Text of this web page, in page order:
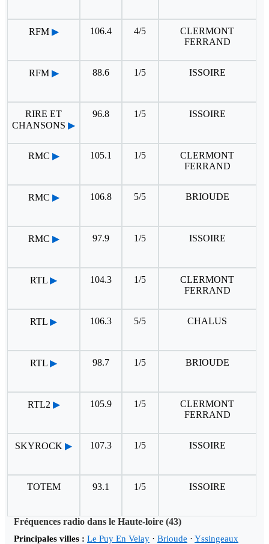
RFM ▶ 106.4 4/5
CLERMONT
FERRAND
RFM ▶ 88.6 1/5 ISSOIRE
RIRE ET
CHANSONS ▶
96.8 1/5 ISSOIRE
RMC ▶ 105.1 1/5
CLERMONT
FERRAND
RMC ▶ 106.8 5/5 BRIOUDE
RMC ▶ 97.9 1/5 ISSOIRE
RTL ▶ 104.3 1/5
CLERMONT
FERRAND
RTL ▶ 106.3 5/5 CHALUS
RTL ▶ 98.7 1/5 BRIOUDE
RTL2 ▶ 105.9 1/5
CLERMONT
FERRAND
SKYROCK ▶ 107.3 1/5 ISSOIRE
TOTEM 93.1 1/5 ISSOIRE
Fréquences radio dans le Haute-loire (43)
Principales villes : Le Puy En Velay · Brioude · Yssingeaux